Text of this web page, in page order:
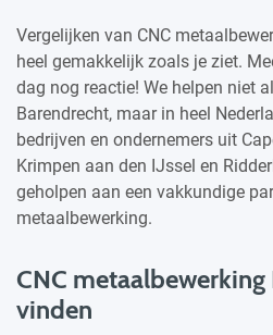
Vergelijken van CNC
heel gemakkelijk zoals je ziet.
dag nog reactie! We helpen niet
Barendrecht, maar in heel
bedrijven en ondernemers uit
Krimpen aan den IJssel en
geholpen aan een vakkundige
metaalbewerking.
CNC
vinden